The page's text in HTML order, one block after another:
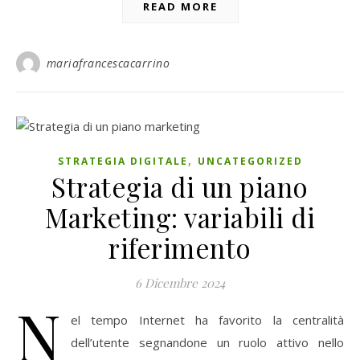
READ MORE
mariafrancescacarrino
STRATEGIA DIGITALE , UNCATEGORIZED
Strategia di un piano
Marketing: variabili di
riferimento
6 Dicembre 2024
N
el tempo Internet ha favorito la centralità
dell’utente segnandone un ruolo attivo nello